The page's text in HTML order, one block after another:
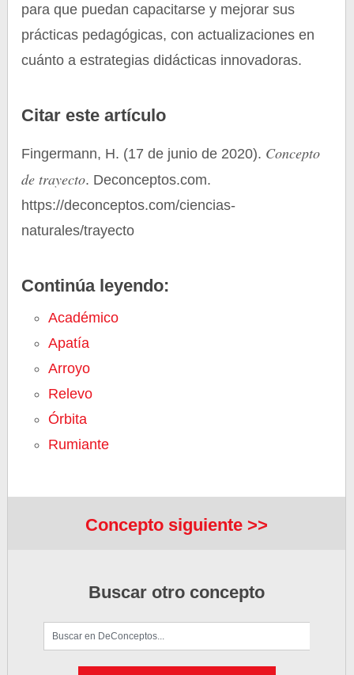
para que puedan capacitarse y mejorar sus
prácticas pedagógicas, con actualizaciones en
cuánto a estrategias didácticas innovadoras.
Citar este artículo
Fingermann, H. (17 de junio de 2020). Concepto
de trayecto. Deconceptos.com.
https://deconceptos.com/ciencias-
naturales/trayecto
Continúa leyendo:
Académico
Apatía
Arroyo
Relevo
Órbita
Rumiante
Concepto siguiente >>
Buscar otro concepto